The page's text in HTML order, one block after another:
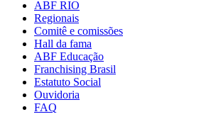
ABF RIO
Regionais
Comitê e comissões
Hall da fama
ABF Educação
Franchising Brasil
Estatuto Social
Ouvidoria
FAQ